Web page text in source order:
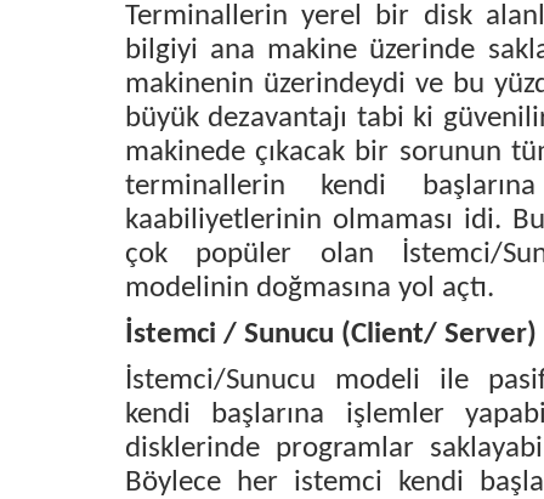
Terminallerin yerel bir disk
bilgiyi ana makine üzerinde
makinenin üzerindeydi ve bu
büyük dezavantajı tabi ki
makinede çıkacak bir sorunun
terminallerin kendi
kaabiliyetlerinin olmaması idi.
çok popüler olan İstemci/
modelinin doğmasına yol açtı.
İstemci / Sunucu (Client/
İstemci/Sunucu modeli ile
kendi başlarına işlemler
disklerinde programlar
Böylece her istemci kendi